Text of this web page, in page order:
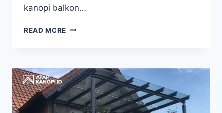
kanopi balkon…
READ MORE